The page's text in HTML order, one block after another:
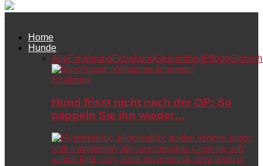
Home
Hunde
Alle Ernährung ErziehungGesundheitPflege
Ernährung
Hund frisst nicht nach der OP: So
päppeln Sie ihn wieder…